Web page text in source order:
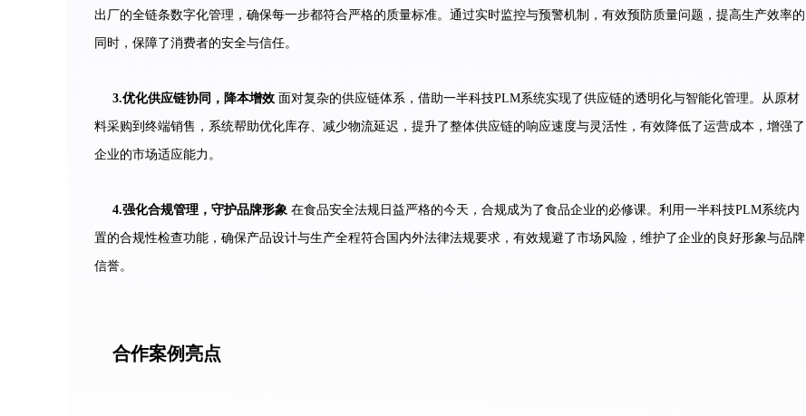
出厂的全链条数字化管理，确保每一步都符合严格的质量标准。通过实时监控与预警机制，有效预防质量问题，提高生产效率的
同时，保障了消费者的安全与信任。
3.优化供应链协同，降本增效 面对复杂的供应链体系，借助一半科技PLM系统实现了供应链的透明化与智能化管理。从原材
料采购到终端销售，系统帮助优化库存、减少物流延迟，提升了整体供应链的响应速度与灵活性，有效降低了运营成本，增强了
企业的市场适应能力。
4.强化合规管理，守护品牌形象 在食品安全法规日益严格的今天，合规成为了食品企业的必修课。利用一半科技PLM系统内
置的合规性检查功能，确保产品设计与生产全程符合国内外法律法规要求，有效规避了市场风险，维护了企业的良好形象与品牌
信誉。
合作案例亮点